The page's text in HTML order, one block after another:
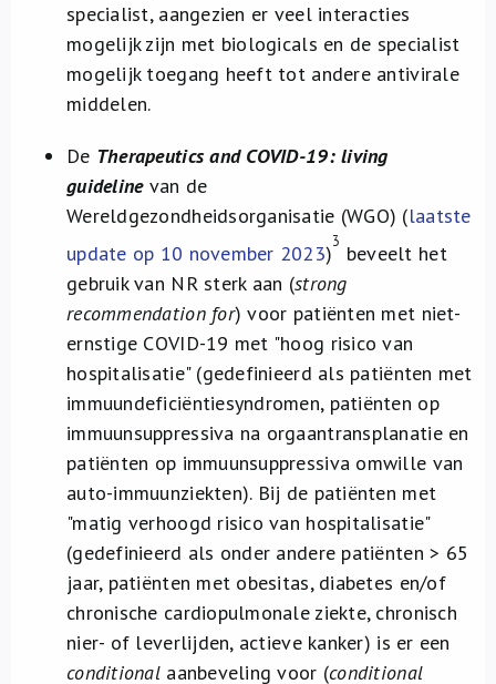
specialist, aangezien er veel interacties
mogelijk zijn met biologicals en de specialist
mogelijk toegang heeft tot andere antivirale
middelen.
De Therapeutics and COVID-19: living
guidelinevan de
Wereldgezondheidsorganisatie (WGO) (laatste
update op 10 november 2023)3 beveelt het
gebruik van NR sterk aan (strong
recommendation for) voor patiënten met niet-
ernstige COVID-19 met "hoog risico van
hospitalisatie" (gedefinieerd als patiënten met
immuundeficiëntiesyndromen, patiënten op
immuunsuppressiva na orgaantransplanatie en
patiënten op immuunsuppressiva omwille van
auto-immuunziekten). Bij de patiënten met
"matig verhoogd risico van hospitalisatie"
(gedefinieerd als onder andere patiënten > 65
jaar, patiënten met obesitas, diabetes en/of
chronische cardiopulmonale ziekte, chronisch
nier- of leverlijden, actieve kanker) is er een
conditional aanbeveling voor (conditional